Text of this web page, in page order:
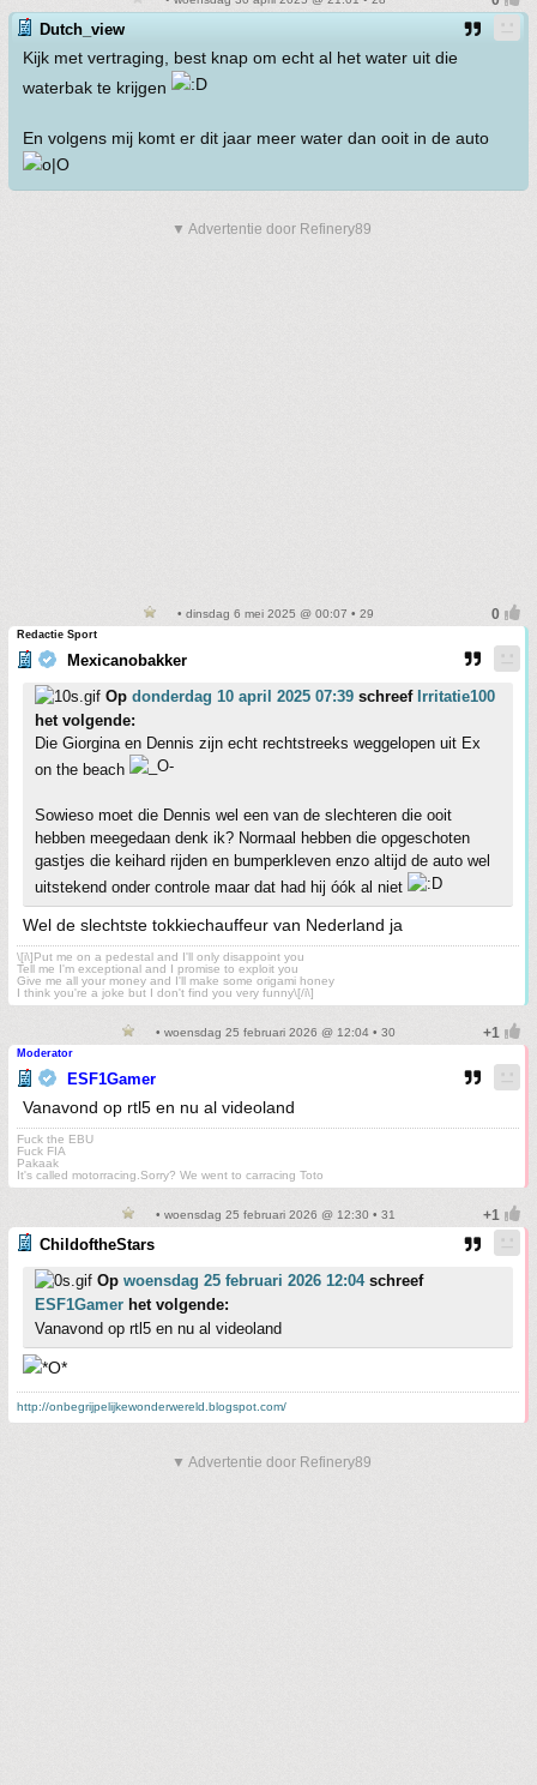
Dutch_view
Kijk met vertraging, best knap om echt al het water uit die
waterbak te krijgen
En volgens mij komt er dit jaar meer water dan ooit in de auto
▼ Advertentie door Refinery89
• dinsdag 6 mei 2025 @ 00:07 • 29
Redactie Sport
Mexicanobakker
Op donderdag 10 april 2025 07:39 schreef Irritatie100
het volgende:
Die Giorgina en Dennis zijn echt rechtstreeks weggelopen uit Ex
on the beach
Sowieso moet die Dennis wel een van de slechteren die ooit
hebben meegedaan denk ik? Normaal hebben die opgeschoten
gastjes die keihard rijden en bumperkleven enzo altijd de auto wel
uitstekend onder controle maar dat had hij óók al niet
Wel de slechtste tokkiechauffeur van Nederland ja
\[i\]Put me on a pedestal and I'll only disappoint you
Tell me I'm exceptional and I promise to exploit you
Give me all your money and I'll make some origami honey
I think you're a joke but I don't find you very funny\[/i\]
• woensdag 25 februari 2026 @ 12:04 • 30
Moderator
ESF1Gamer
Vanavond op rtl5 en nu al videoland
Fuck the EBU
Fuck FIA
Pakaak
It's called motorracing.Sorry? We went to carracing Toto
• woensdag 25 februari 2026 @ 12:30 • 31
ChildoftheStars
Op woensdag 25 februari 2026 12:04schreef
ESF1Gamer het volgende:
Vanavond op rtl5 en nu al videoland
http://onbegrijpelijkewonderwereld.blogspot.com/
▼ Advertentie door Refinery89